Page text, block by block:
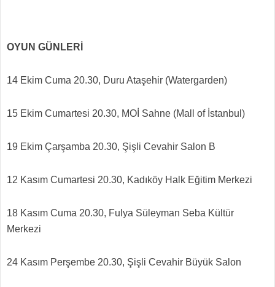
OYUN GÜNLERİ
14 Ekim Cuma 20.30, Duru Ataşehir (Watergarden)
15 Ekim Cumartesi 20.30, MOİ Sahne (Mall of İstanbul)
19 Ekim Çarşamba 20.30, Şişli Cevahir Salon B
12 Kasım Cumartesi 20.30, Kadıköy Halk Eğitim Merkezi
18 Kasım Cuma 20.30, Fulya Süleyman Seba Kültür
Merkezi
24 Kasım Perşembe 20.30, Şişli Cevahir Büyük Salon